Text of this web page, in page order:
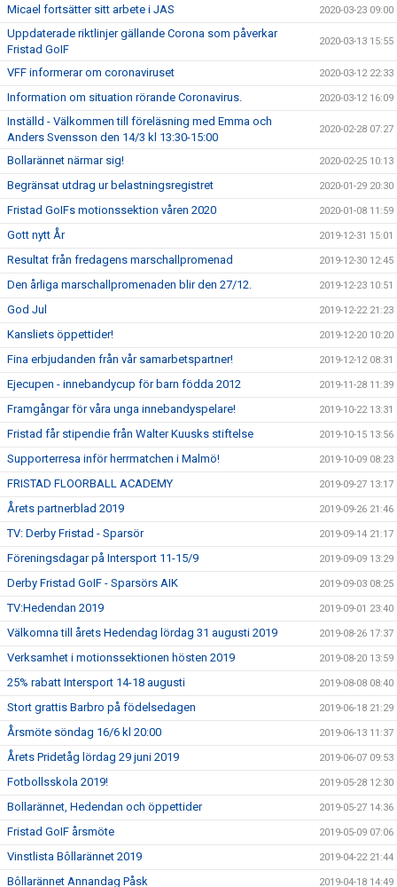
Micael fortsätter sitt arbete i JAS 2020-03-23 09:00
Uppdaterade riktlinjer gällande Corona som påverkar
Fristad GoIF
2020-03-13 15:55
VFF informerar om coronaviruset 2020-03-12 22:33
Information om situation rörande Coronavirus. 2020-03-12 16:09
Inställd - Välkommen till föreläsning med Emma och
Anders Svensson den 14/3 kl 13:30-15:00
2020-02-28 07:27
Bollarännet närmar sig! 2020-02-25 10:13
Begränsat utdrag ur belastningsregistret 2020-01-29 20:30
Fristad GoIFs motionssektion våren 2020 2020-01-08 11:59
Gott nytt År 2019-12-31 15:01
Resultat från fredagens marschallpromenad 2019-12-30 12:45
Den årliga marschallpromenaden blir den 27/12. 2019-12-23 10:51
God Jul 2019-12-22 21:23
Kansliets öppettider! 2019-12-20 10:20
Fina erbjudanden från vår samarbetspartner! 2019-12-12 08:31
Ejecupen - innebandycup för barn födda 2012 2019-11-28 11:39
Framgångar för våra unga innebandyspelare! 2019-10-22 13:31
Fristad får stipendie från Walter Kuusks stiftelse 2019-10-15 13:56
Supporterresa inför herrmatchen i Malmö! 2019-10-09 08:23
FRISTAD FLOORBALL ACADEMY 2019-09-27 13:17
Årets partnerblad 2019 2019-09-26 21:46
TV: Derby Fristad - Sparsör 2019-09-14 21:17
Föreningsdagar på Intersport 11-15/9 2019-09-09 13:29
Derby Fristad GoIF - Sparsörs AIK 2019-09-03 08:25
TV:Hedendan 2019 2019-09-01 23:40
Välkomna till årets Hedendag lördag 31 augusti 2019 2019-08-26 17:37
Verksamhet i motionssektionen hösten 2019 2019-08-20 13:59
25% rabatt Intersport 14-18 augusti 2019-08-08 08:40
Stort grattis Barbro på födelsedagen 2019-06-18 21:29
Årsmöte söndag 16/6 kl 20:00 2019-06-13 11:37
Årets Pridetåg lördag 29 juni 2019 2019-06-07 09:53
Fotbollsskola 2019! 2019-05-28 12:30
Bollarännet, Hedendan och öppettider 2019-05-27 14:36
Fristad GoIF årsmöte 2019-05-09 07:06
Vinstlista Bôllarännet 2019 2019-04-22 21:44
Bôllarännet Annandag Påsk 2019-04-18 14:49